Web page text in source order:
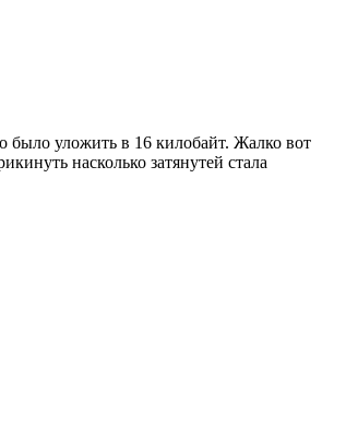
было уложить в 16 килобайт. Жалко вот
насколько затянутей стала